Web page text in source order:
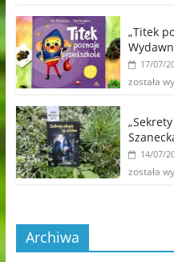
„Titek
17/07/
została
14/07/
została
Archiwa